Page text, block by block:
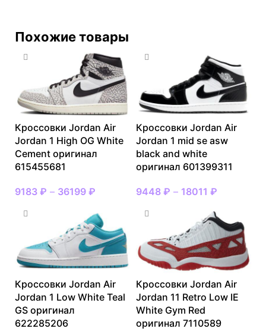
Похожие товары
Кроссовки Jordan Air
Jordan 1 High OG White
Cement оригинал
615455681
9183 ₽ – 36199 ₽
Кроссовки Jordan Air
Jordan 1 mid se asw
black and white
оригинал 601399311
9448 ₽ – 18011 ₽
Кроссовки Jordan Air
Jordan 1 Low White Teal
GS оригинал
622285206
Кроссовки Jordan Air
Jordan 11 Retro Low IE
White Gym Red
оригинал 7110589